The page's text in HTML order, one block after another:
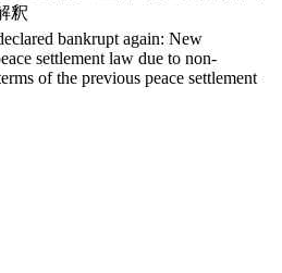
釈
bankrupt again: New
settlement law due to non-
of the previous peace settlement